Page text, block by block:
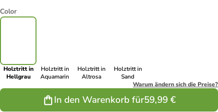
Color
Holztritt in
Hellgrau
Holztritt in
Aquamarin
Holztritt in
Altrosa
Holztritt in
Sand
Warum ändern sich die Preise?
In den Warenkorb für59,99 €